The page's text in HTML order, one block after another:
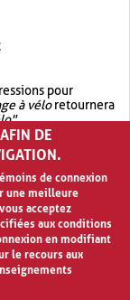
pour
à véloretournera
.
OR.garage OR vélo
à vélo
DE
de connexion
une meilleure
acceptez
aux conditions
en modifiant
le recours aux